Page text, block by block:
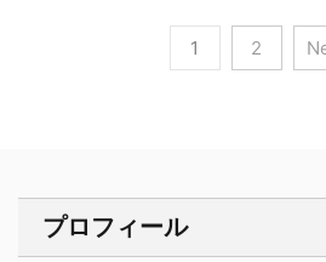
1 2
プロフィール